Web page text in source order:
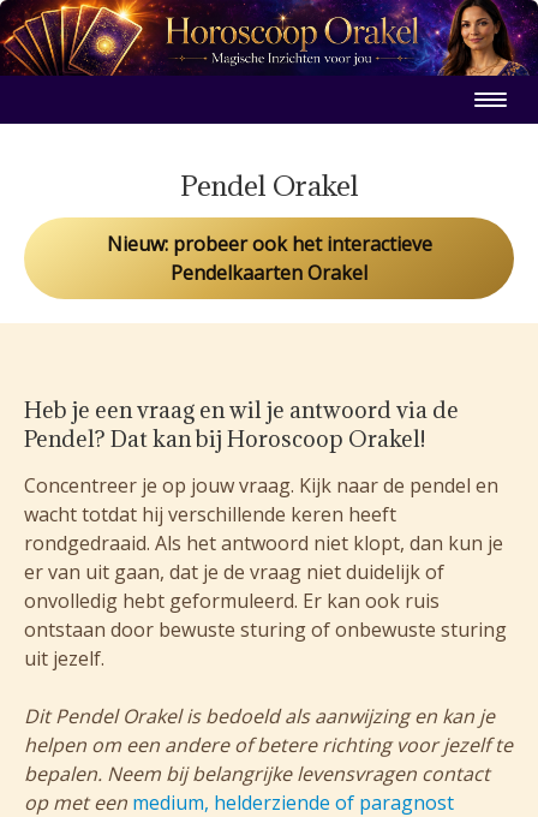
Pendel Orakel
Nieuw: probeer ook het interactieve
Pendelkaarten Orakel
Heb je een vraag en wil je antwoord via de
Pendel? Dat kan bij Horoscoop Orakel!
Concentreer je op jouw vraag. Kijk naar de pendel en
wacht totdat hij verschillende keren heeft
rondgedraaid. Als het antwoord niet klopt, dan kun je
er van uit gaan, dat je de vraag niet duidelijk of
onvolledig hebt geformuleerd. Er kan ook ruis
ontstaan door bewuste sturing of onbewuste sturing
uit jezelf.
Dit Pendel Orakel is bedoeld als aanwijzing en kan je
helpen om een andere of betere richting voor jezelf te
bepalen. Neem bij belangrijke levensvragen contact
op met een medium, helderziende of paragnost